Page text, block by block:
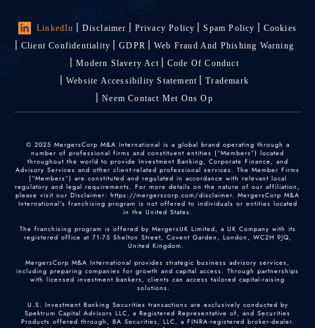
LinkedIn Disclaimer Privacy Policy Spam Policy
Cookies
Client Confidentiality
GDPR
Web Fraud And Phishing Warning
Modern Slavery Act
Code Of Conduct
Website Accessibility Statement
Trademark
Neem Contact Met Ons Op
© 2025 MergersCorp M&A International is a global brand operating through a
number of professional firms and constituent entities (“Members”) located
throughout the world to provide Investment Banking, Corporate Finance, and
Advisory Services and other client-related professional services. The Member Firms
(“Members”) are constituted and regulated in accordance with relevant local
regulatory and legal requirements. For more details on the nature of our affiliation,
please visit our Disclaimer: https://mergerscorp.com/disclaimer. MergersCorp M&A
International's franchising program is not offered to individuals or entities located
in the United States.
The franchising program is offered by MergersUK Limited, a UK Company with its
registered office at 71-75 Shelton Street, Covent Garden, London, WC2H 9JQ,
United Kingdom.
MergersCorp M&A International provides strategic business advisory services,
including preparing companies for growth and capital access. Through partnerships
with licensed investment bankers, clients can access tailored capital-raising
solutions.
U.S. Investment Banking Securities transactions are exclusively conducted by
Spektrum Capital Advisors LLC, a Registered Representative of, and Securities
Products offered through, BA Securities, LLC, a FINRA-registered broker-dealer.